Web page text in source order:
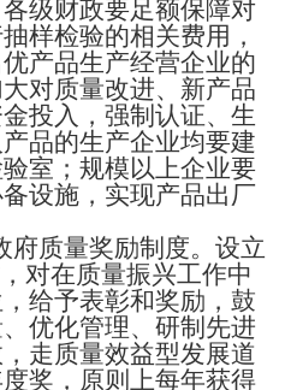
级财政要足额保障对
样检验的相关费用，
产品生产经营企业的
对质量改进、新产品
投入，强制认证、生
品的生产企业均要建
室；规模以上企业要
设施，实现产品出厂
府质量奖励制度。设立
对在质量振兴工作中
给予表彰和奖励，鼓
优化管理、研制先进
走质量效益型发展道
奖，原则上每年获得